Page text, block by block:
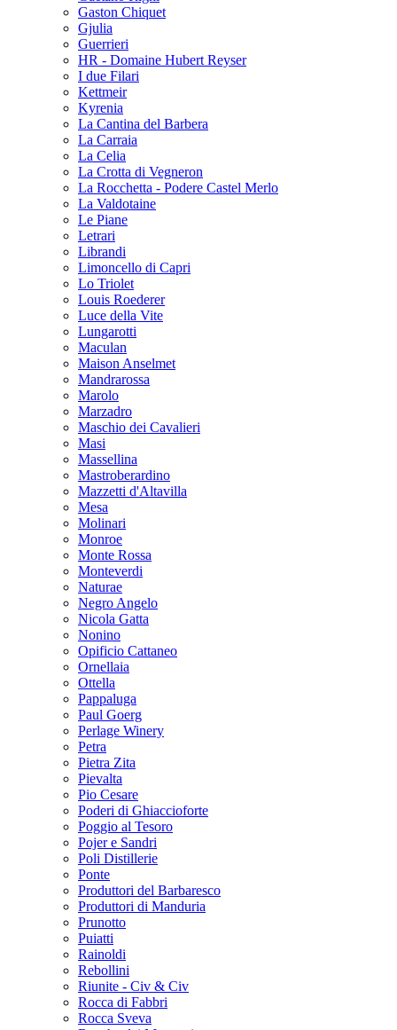
Gaston Chiquet
Gjulia
Guerrieri
HR - Domaine Hubert Reyser
I due Filari
Kettmeir
Kyrenia
La Cantina del Barbera
La Carraia
La Celia
La Crotta di Vegneron
La Rocchetta - Podere Castel Merlo
La Valdotaine
Le Piane
Letrari
Librandi
Limoncello di Capri
Lo Triolet
Louis Roederer
Luce della Vite
Lungarotti
Maculan
Maison Anselmet
Mandrarossa
Marolo
Marzadro
Maschio dei Cavalieri
Masi
Massellina
Mastroberardino
Mazzetti d'Altavilla
Mesa
Molinari
Monroe
Monte Rossa
Monteverdi
Naturae
Negro Angelo
Nicola Gatta
Nonino
Opificio Cattaneo
Ornellaia
Ottella
Pappaluga
Paul Goerg
Perlage Winery
Petra
Pietra Zita
Pievalta
Pio Cesare
Poderi di Ghiaccioforte
Poggio al Tesoro
Pojer e Sandri
Poli Distillerie
Ponte
Produttori del Barbaresco
Produttori di Manduria
Prunotto
Puiatti
Rainoldi
Rebollini
Riunite - Civ & Civ
Rocca di Fabbri
Rocca Sveva